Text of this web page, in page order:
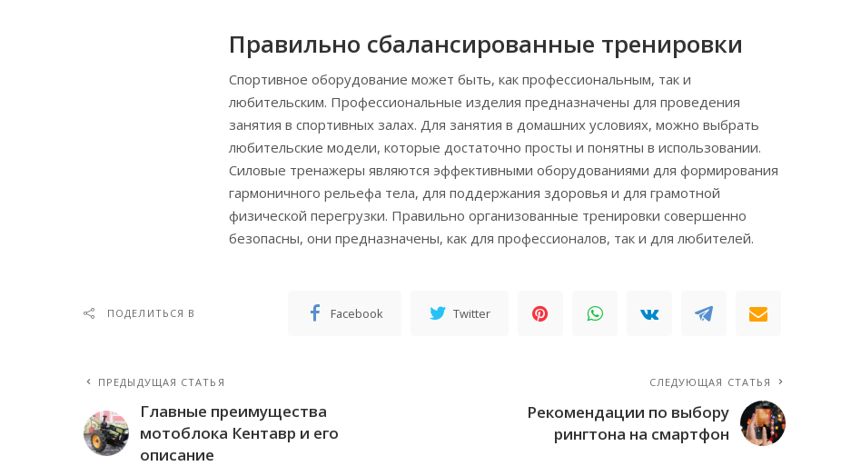
Правильно сбалансированные тренировки
Спортивное оборудование может быть, как профессиональным, так и
любительским. Профессиональные изделия предназначены для проведения
занятия в спортивных залах. Для занятия в домашних условиях, можно выбрать
любительские модели, которые достаточно просты и понятны в использовании.
Силовые тренажеры являются эффективными оборудованиями для формирования
гармоничного рельефа тела, для поддержания здоровья и для грамотной
физической перегрузки. Правильно организованные тренировки совершенно
безопасны, они предназначены, как для профессионалов, так и для любителей.
ПОДЕЛИТЬСЯ В Facebook Twitter
ПРЕДЫДУЩАЯ СТАТЬЯ
Главные преимущества
мотоблока Кентавр и его
описание
СЛЕДУЮЩАЯ СТАТЬЯ
Рекомендации по выбору
рингтона на смартфон